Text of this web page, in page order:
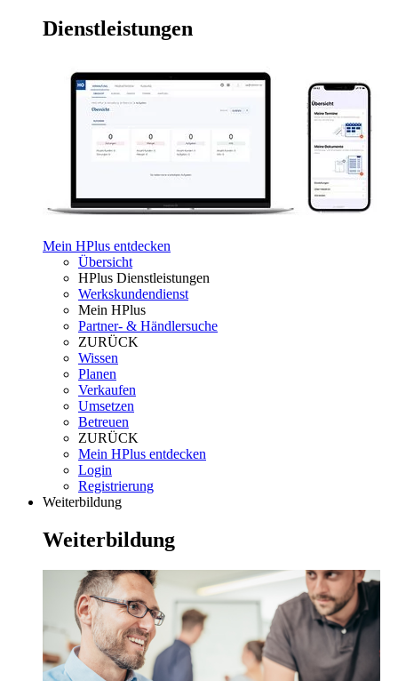
Dienstleistungen
Mein HPlus entdecken
Übersicht
HPlus Dienstleistungen
Werkskundendienst
Mein HPlus
Partner- & Händlersuche
ZURÜCK
Wissen
Planen
Verkaufen
Umsetzen
Betreuen
ZURÜCK
Mein HPlus entdecken
Login
Registrierung
Weiterbildung
Weiterbildung